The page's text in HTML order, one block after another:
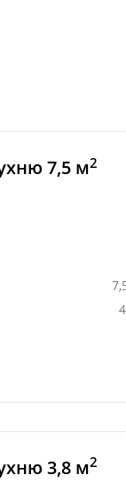
7,5 м2
3,8 м2